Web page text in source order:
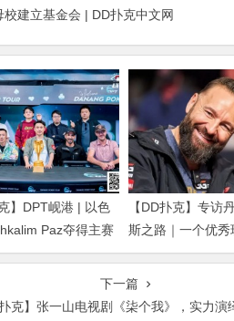
校建立基金会 | DD扑克中文网
】DPT岘港 | 以色
Paz夺得主赛
火炉” 卢梓杰斩获
【DD扑克】专访
斯之路｜一个优秀
业玩家的「最大差
么？
下一篇
克】张一山电视剧《柒个我》，实力演绎七种性格